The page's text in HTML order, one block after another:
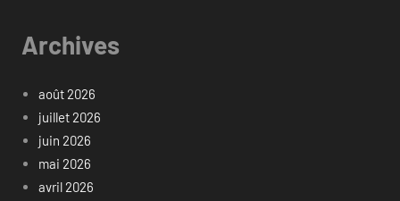
Archives
août 2026
juillet 2026
juin 2026
mai 2026
avril 2026